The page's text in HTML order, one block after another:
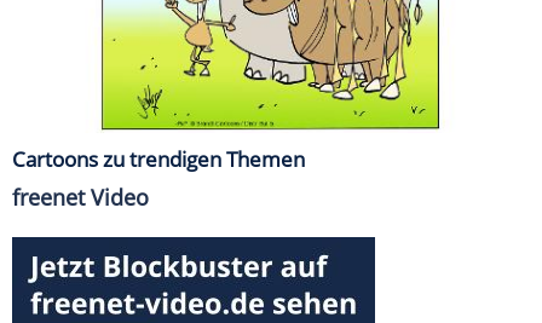
Cartoons zu trendigen Themen
freenet Video